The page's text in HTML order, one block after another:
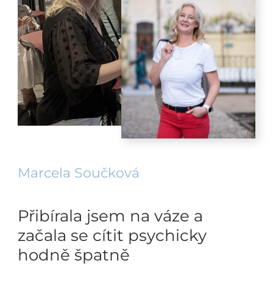
Marcela Součková
Přibírala jsem na váze a
začala se cítit psychicky
hodně špatně